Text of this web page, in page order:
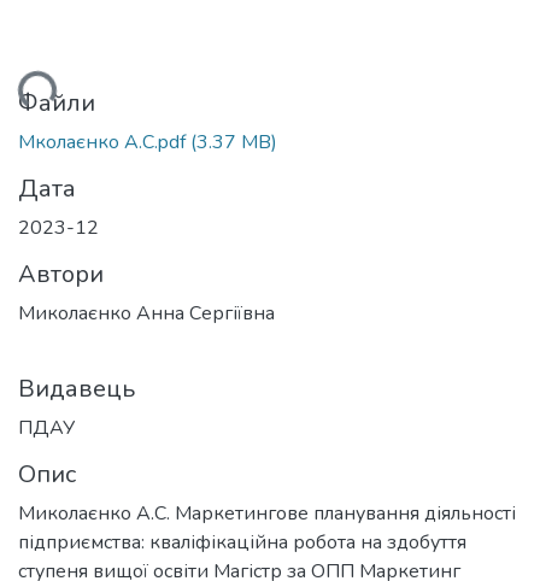
Файли
Мколаєнко А.С.pdf(3.37 MB)
Дата
2023-12
Автори
Миколаєнко Анна Сергіївна
Видавець
ПДАУ
Опис
Миколаєнко А.С. Маркетингове планування діяльності
підприємства: кваліфікаційна робота на здобуття
ступеня вищої освіти Магістр за ОПП Маркетинг